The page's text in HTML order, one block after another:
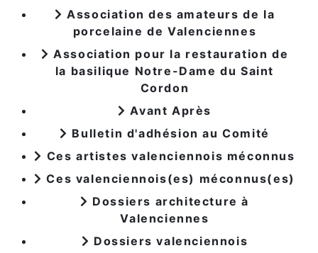
Association des amateurs de la
porcelaine de Valenciennes
Association pour la restauration de
la basilique Notre-Dame du Saint
Cordon
Avant Après
Bulletin d'adhésion au Comité
Ces artistes valenciennois méconnus
Ces valenciennois(es) méconnus(es)
Dossiers architecture à
Valenciennes
Dossiers valenciennois